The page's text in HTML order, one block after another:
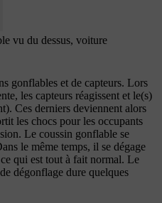
vu du dessus, voiture
gonflables et de capteurs. Lors
les capteurs réagissent et le(s)
Ces derniers deviennent alors
les chocs pour les occupants
Le coussin gonflable se
le même temps, il se dégage
qui est tout à fait normal. Le
dégonflage dure quelques